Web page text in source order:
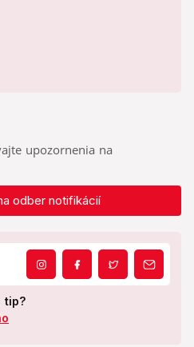
upozornenia na
odber notifikácií
tip?